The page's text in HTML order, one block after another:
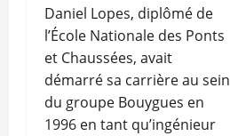
Daniel Lopes, diplômé de
l’École Nationale des Ponts
et Chaussées, avait
démarré sa carrière au sein
du groupe Bouygues en
1996 en tant qu’ingénieur